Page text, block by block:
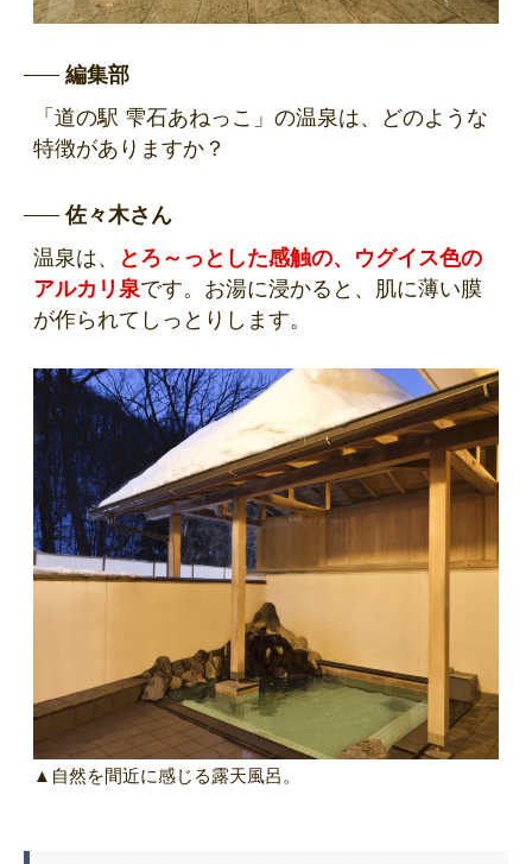
編集部
「道の駅 雫石あねっこ」の温泉は、どのような
特徴がありますか？
佐々木さん
温泉は、
とろ～っとした感触の、ウグイス色の
アルカリ泉です。お湯に浸かると、肌に薄い膜
が作られてしっとりします。
▲自然を間近に感じる露天風呂。